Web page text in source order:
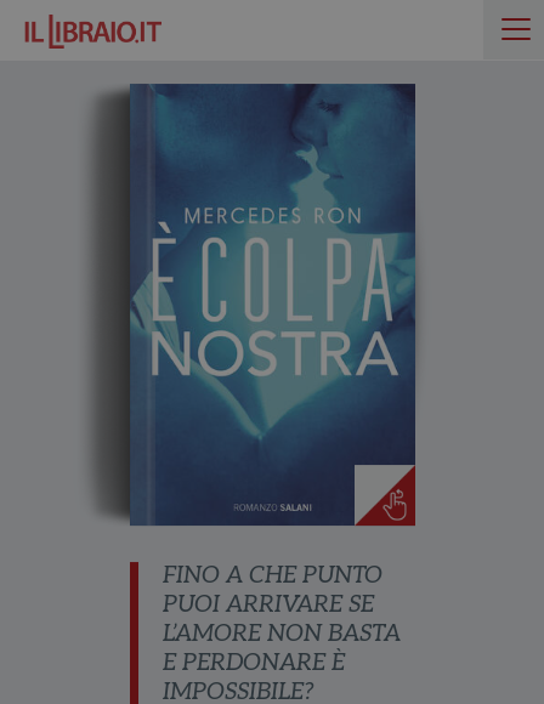
FINO A CHE PUNTO
PUOI ARRIVARE SE
L’AMORE NON BASTA
E PERDONARE È
IMPOSSIBILE?